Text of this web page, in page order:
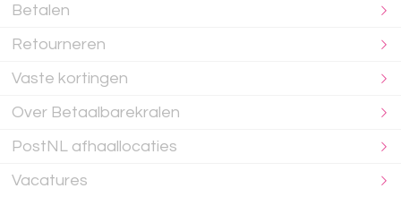
Betalen
Retourneren
Vaste kortingen
Over Betaalbarekralen
PostNL afhaallocaties
Vacatures